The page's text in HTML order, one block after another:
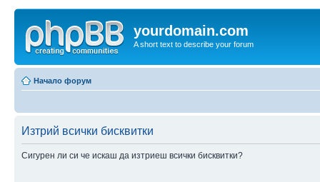
yourdomain.com
A short text to describe your forum
Начало форум
Изтрий всички бисквитки
Сигурен ли си че искаш да изтриеш всички бисквитки?